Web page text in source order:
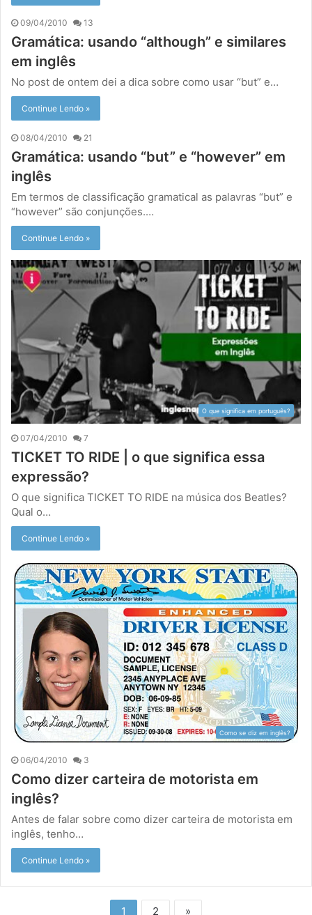
09/04/2010 13
Gramática: usando “although” e similares
em inglês
No post de ontem dei a dica sobre como usar “but” e…
Continue Lendo »
08/04/2010 21
Gramática: usando “but” e “however” em
inglês
Em termos de classificação gramatical as palavras “but” e
“however” são conjunções.…
Continue Lendo »
O que significa em português?
07/04/2010 7
TICKET TO RIDE | o que significa essa
expressão?
O que significa TICKET TO RIDE na música dos Beatles?
Qual o…
Continue Lendo »
Como se diz em inglês?
06/04/2010 3
Como dizer carteira de motorista em
inglês?
Antes de falar sobre como dizer carteira de motorista em
inglês, tenho…
Continue Lendo »
1 2 »